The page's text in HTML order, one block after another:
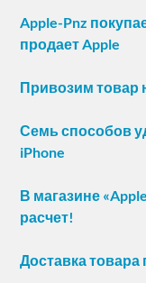
Apple-Pnz
продает Apple
Привозим товар
Семь способов
iPhone
В магазине
расчет!
Доставка товара